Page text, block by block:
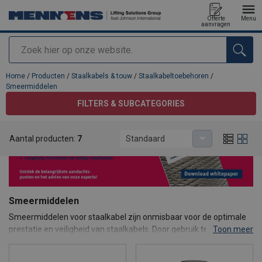
Zoeken
Offerte
aanvragen
Menu
toegevoegd aan uw offerte
Home / Producten / Staalkabels & touw / Staalkabeltoebehoren /
Smeermiddelen
FILTERS & SUBCATEGORIES
Smeermiddelen
Smeermiddelen voor staalkabel zijn onmisbaar voor de optimale
prestatie en veiligheid van staalkabels. Door gebruik te maken van
Toon meer
Aantal producten: 7 Standaard